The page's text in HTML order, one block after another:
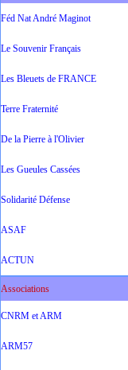
Féd Nat André Maginot
Le Souvenir Français
Les Bleuets de FRANCE
Terre Fraternité
De la Pierre à l'Olivier
Les Gueules Cassées
Solidarité Défense
ASAF
ACTUN
Associations
CNRM et ARM
ARM57